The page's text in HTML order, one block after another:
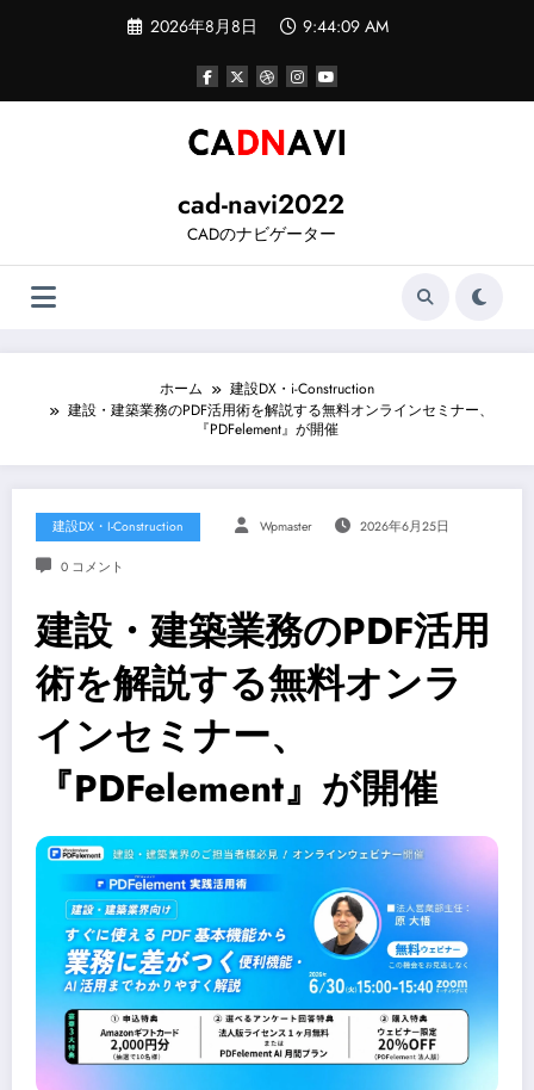
ツ
2026年8月8日 9:44:10 AM
cad-navi2022
CADのナビゲーター
ホーム
建設DX・i-Construction
建設・建築業務のPDF活用術を解説する無料オンラインセミナー、
『PDFelement』が開催
建設DX・i-Construction Wpmaster 2026年6月25日
0 コメント
建設・建築業務のPDF活用
術を解説する無料オンラ
インセミナー、
『PDFelement』が開催